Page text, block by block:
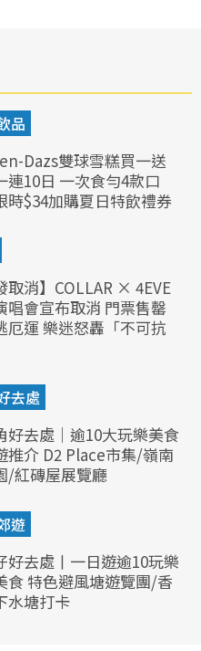
品
Dazs雙球雪糕買一送
連10日 一次食勻4款口
時$34加購夏日特飲禮券
取消】COLLAR × 4EVE
唱會宣布取消 門票售罄
厄運 樂迷怒轟「不可抗
去處
好去處｜逾10大玩樂美食
推介 D2 Place市集/嶺南
/紅磚屋展覽廳
遊
好去處丨一日遊逾10玩樂
食 特色避風塘遊覽團/香
水塘打卡